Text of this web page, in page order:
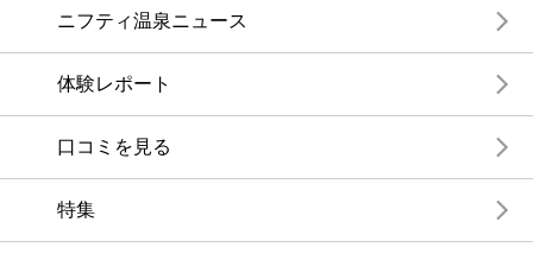
ニフティ温泉ニュース
体験レポート
口コミを見る
特集